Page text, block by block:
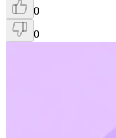
0
0